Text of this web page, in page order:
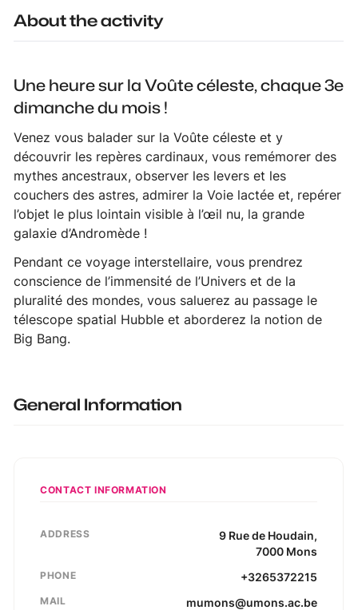
About the activity
Une heure sur la Voûte céleste, chaque 3e
dimanche du mois !
Venez vous balader sur la Voûte céleste et y
découvrir les repères cardinaux, vous remémorer des
mythes ancestraux, observer les levers et les
couchers des astres, admirer la Voie lactée et, repérer
l’objet le plus lointain visible à l’œil nu, la grande
galaxie d’Andromède !
Pendant ce voyage interstellaire, vous prendrez
conscience de l’immensité de l’Univers et de la
pluralité des mondes, vous saluerez au passage le
télescope spatial Hubble et aborderez la notion de
Big Bang.
General Information
CONTACT INFORMATION
ADDRESS 9 Rue de Houdain,
7000 Mons
PHONE +3265372215
MAIL mumons@umons.ac.be